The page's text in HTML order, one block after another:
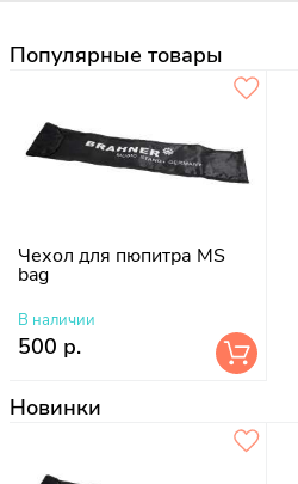
Популярные товары
Чехол для пюпитра MS
bag
В наличии
500 р.
Новинки